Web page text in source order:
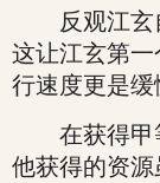
反观江玄自
这让江玄第
行速度更是缓
在获得甲等
他获得的资